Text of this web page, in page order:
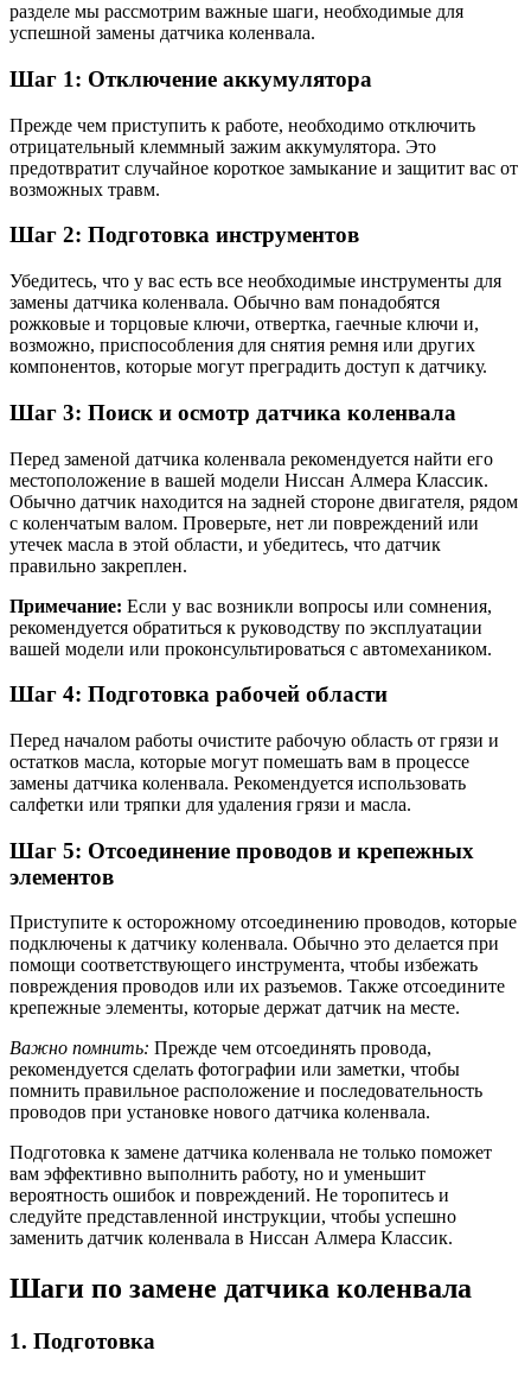
разделе мы рассмотрим важные шаги, необходимые для
успешной замены датчика коленвала.
Шаг 1: Отключение аккумулятора
Прежде чем приступить к работе, необходимо отключить
отрицательный клеммный зажим аккумулятора. Это
предотвратит случайное короткое замыкание и защитит вас от
возможных травм.
Шаг 2: Подготовка инструментов
Убедитесь, что у вас есть все необходимые инструменты для
замены датчика коленвала. Обычно вам понадобятся
рожковые и торцовые ключи, отвертка, гаечные ключи и,
возможно, приспособления для снятия ремня или других
компонентов, которые могут преградить доступ к датчику.
Шаг 3: Поиск и осмотр датчика коленвала
Перед заменой датчика коленвала рекомендуется найти его
местоположение в вашей модели Ниссан Алмера Классик.
Обычно датчик находится на задней стороне двигателя, рядом
с коленчатым валом. Проверьте, нет ли повреждений или
утечек масла в этой области, и убедитесь, что датчик
правильно закреплен.
Примечание: Если у вас возникли вопросы или сомнения,
рекомендуется обратиться к руководству по эксплуатации
вашей модели или проконсультироваться с автомехаником.
Шаг 4: Подготовка рабочей области
Перед началом работы очистите рабочую область от грязи и
остатков масла, которые могут помешать вам в процессе
замены датчика коленвала. Рекомендуется использовать
салфетки или тряпки для удаления грязи и масла.
Шаг 5: Отсоединение проводов и крепежных
элементов
Приступите к осторожному отсоединению проводов, которые
подключены к датчику коленвала. Обычно это делается при
помощи соответствующего инструмента, чтобы избежать
повреждения проводов или их разъемов. Также отсоедините
крепежные элементы, которые держат датчик на месте.
Важно помнить: Прежде чем отсоединять провода,
рекомендуется сделать фотографии или заметки, чтобы
помнить правильное расположение и последовательность
проводов при установке нового датчика коленвала.
Подготовка к замене датчика коленвала не только поможет
вам эффективно выполнить работу, но и уменьшит
вероятность ошибок и повреждений. Не торопитесь и
следуйте представленной инструкции, чтобы успешно
заменить датчик коленвала в Ниссан Алмера Классик.
Шаги по замене датчика коленвала
1. Подготовка